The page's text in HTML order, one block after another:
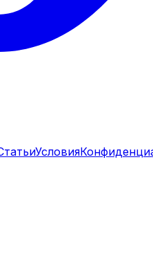
Условия